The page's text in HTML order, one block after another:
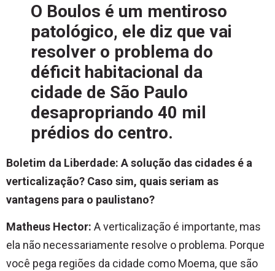
O Boulos é um mentiroso
patológico, ele diz que vai
resolver o problema do
déficit habitacional da
cidade de São Paulo
desapropriando 40 mil
prédios do centro.
Boletim da Liberdade: A solução das cidades é a
verticalização? Caso sim, quais seriam as
vantagens para o paulistano?
Matheus Hector: A verticalização é importante, mas
ela não necessariamente resolve o problema. Porque
você pega regiões da cidade como Moema, que são